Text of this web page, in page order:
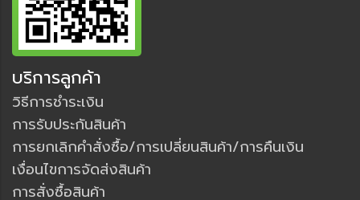
บริการลูกค้า
วิธีการชำระเงิน
การรับประกันสินค้า
การยกเลิกคำสั่งซื้อ/การเปลี่ยนสินค้า/การคืนเงิน
เงื่อนไขการจัดส่งสินค้า
การสั่งซื้อสินค้า